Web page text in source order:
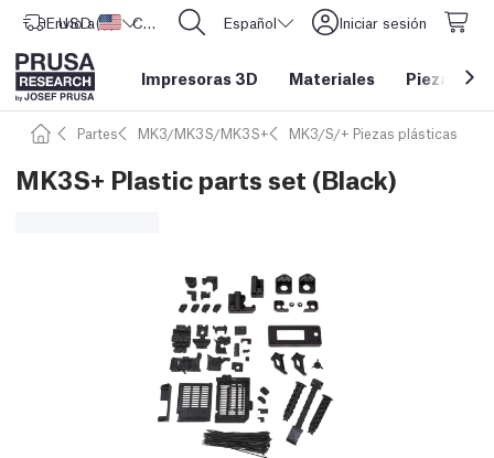
Envío a Estados Unidos
USD ($) CORE One L: ¡Ya disponible! Español Iniciar sesión
Impresoras 3D Materiales Piezas y
Partes MK3/MK3S/MK3S+ MK3/S/+ Piezas plásticas
MK3S+ Plastic parts set (Black)